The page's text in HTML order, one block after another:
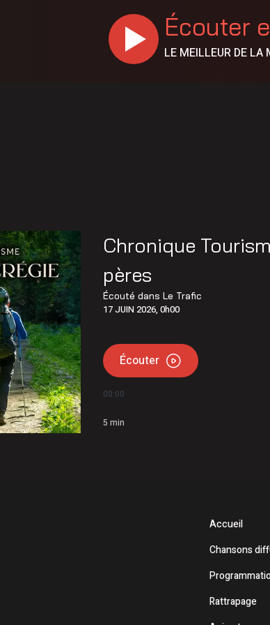
Écouter
LE MEILLEUR DE LA
Chronique
pères
Écouté dansLe Trafic
17 JUIN 2026, 0h00
Écouter
00:00
5 min
Accueil
Chansons
Rattrapage